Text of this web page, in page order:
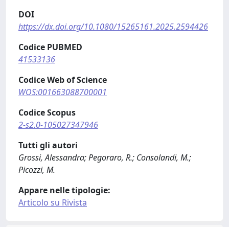
DOI
https://dx.doi.org/10.1080/15265161.2025.2594426
Codice PUBMED
41533136
Codice Web of Science
WOS:001663088700001
Codice Scopus
2-s2.0-105027347946
Tutti gli autori
Grossi, Alessandra; Pegoraro, R.; Consolandi, M.;
Picozzi, M.
Appare nelle tipologie:
Articolo su Rivista